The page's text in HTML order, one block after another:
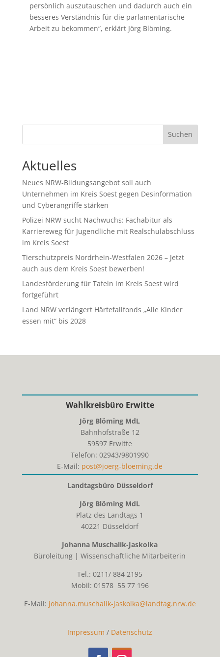
persönlich auszutauschen und dadurch auch ein
besseres Verständnis für die parlamentarische
Arbeit zu bekommen“, erklärt Jörg Blöming.
Suchen
Aktuelles
Neues NRW-Bildungsangebot soll auch
Unternehmen im Kreis Soest gegen Desinformation
und Cyberangriffe stärken
Polizei NRW sucht Nachwuchs: Fachabitur als
Karriereweg für Jugendliche mit Realschulabschluss
im Kreis Soest
Tierschutzpreis Nordrhein-Westfalen 2026 – Jetzt
auch aus dem Kreis Soest bewerben!
Landesförderung für Tafeln im Kreis Soest wird
fortgeführt
Land NRW verlängert Härtefallfonds „Alle Kinder
essen mit“ bis 2028
Wahlkreisbüro Erwitte
Jörg Blöming MdL
Bahnhofstraße 12
59597 Erwitte
Telefon: 02943/9801990
E-Mail: post@joerg-bloeming.de
Landtagsbüro Düsseldorf
Jörg Blöming MdL
Platz des Landtags 1
40221 Düsseldorf
Johanna Muschalik-Jaskolka
Büroleitung | Wissenschaftliche Mitarbeiterin
Tel.: 0211/ 884 2195
Mobil: 01578 55 77 196
E-Mail: johanna.muschalik-jaskolka@landtag.nrw.de
Impressum / Datenschutz